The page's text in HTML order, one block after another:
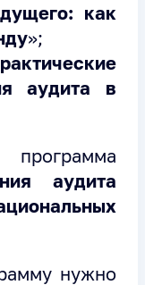
как
»;
аудита в
аудита
нужно